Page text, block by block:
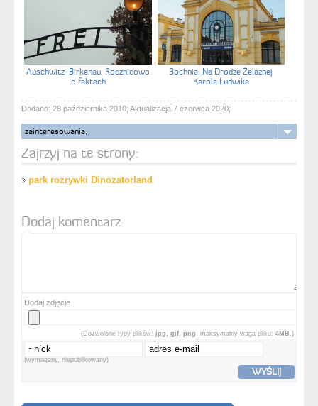
Auschwitz-Birkenau. Rocznicowo
o faktach
Bochnia. Na Drodze Żelaznej
Karola Ludwika
Dodano: 28 października 2010; Aktualizacja 7 czerwca 2020;
zainteresowania:
Zajrzyj na te strony:
park rozrywki Dinozatorland
Dodaj komentarz
Dodaj zdjęcie
(Dozwolone typy plików: jpg, gif, png , maksymalny waga pliku: 4MB. )
(wymagany, niepublikowany)
WYŚLIJ